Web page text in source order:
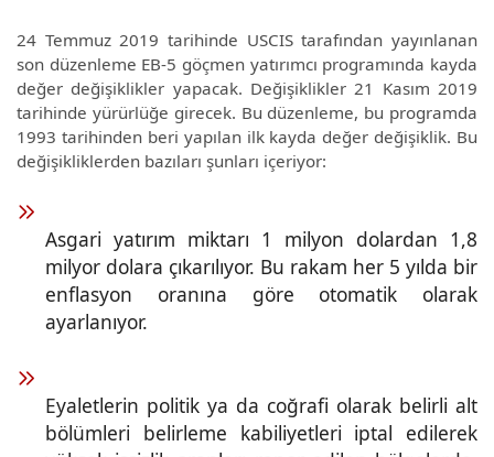
24 Temmuz 2019 tarihinde USCIS tarafından yayınlanan
son düzenleme EB-5 göçmen yatırımcı programında kayda
değer değişiklikler yapacak. Değişiklikler 21 Kasım 2019
tarihinde yürürlüğe girecek. Bu düzenleme, bu programda
1993 tarihinden beri yapılan ilk kayda değer değişiklik. Bu
değişikliklerden bazıları şunları içeriyor:
Asgari yatırım miktarı 1 milyon dolardan 1,8
milyor dolara çıkarılıyor. Bu rakam her 5 yılda bir
enflasyon oranına göre otomatik olarak
ayarlanıyor.
Eyaletlerin politik ya da coğrafi olarak belirli alt
bölümleri belirleme kabiliyetleri iptal edilerek